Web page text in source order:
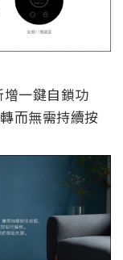
一鍵自鎖功
而無需持續按